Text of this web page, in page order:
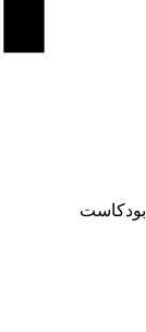
بودكاست